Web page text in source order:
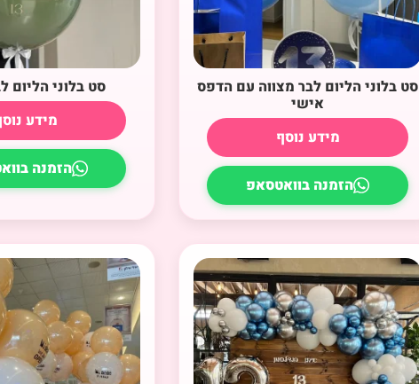
סט בלוני הליום לבר מצווה עם הדפס
אישי
מידע נוסף
הזמנה בוואטסאפ
סט בלוני הליום
מידע
הזמנה